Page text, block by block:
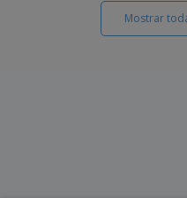
Mostrar